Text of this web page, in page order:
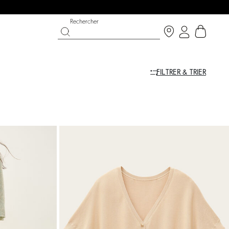
CHANCE
now
COLLECTION CÉRÉMONIE
Découvrir
Rechercher
FILTRER & TRIER